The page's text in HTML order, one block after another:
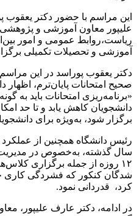
این مراسم با حضور دکتر یعقوب
علیپور معاون آموزشی و
ریاست،روابط عمومی و امور
آموزشی و تحصیلات تکمیلی
دکتر یعقوب پوراسد در این مراسم
صحیح امتحانات پایان‌ترم، اظهار
«برنامه‌ریزی امتحانات باید به
دانشجویان کاهش یابد و تا حد
برگزار شود، به‌ویژه برای
رئیس دانشگاه همچنین از
سال گذشته، به‌خصوص در
۱۲ روزه از جمله برگزاری
شدگان کنکور که فشردگی کاری
کرد، قدردانی نمود.
در ادامه، دکتر عارف علیپور،